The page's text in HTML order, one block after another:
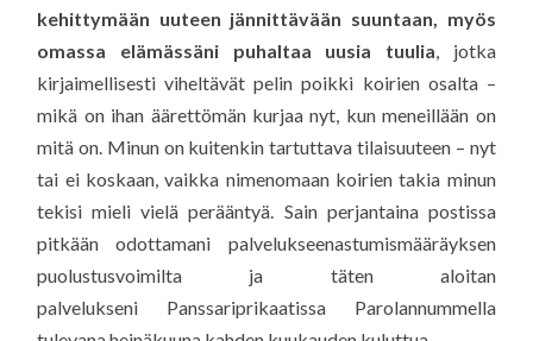
kehittymään uuteen jännittävään suuntaan, myös
omassa elämässäni puhaltaa uusia tuulia, jotka
kirjaimellisesti viheltävät pelin poikki koirien osalta –
mikä on ihan äärettömän kurjaa nyt, kun meneillään on
mitä on. Minun on kuitenkin tartuttava tilaisuuteen – nyt
tai ei koskaan, vaikka nimenomaan koirien takia minun
tekisi mieli vielä perääntyä. Sain perjantaina postissa
pitkään odottamani palvelukseenastumismääräyksen
puolustusvoimilta ja täten aloitan
palvelukseni Panssariprikaatissa Parolannummella